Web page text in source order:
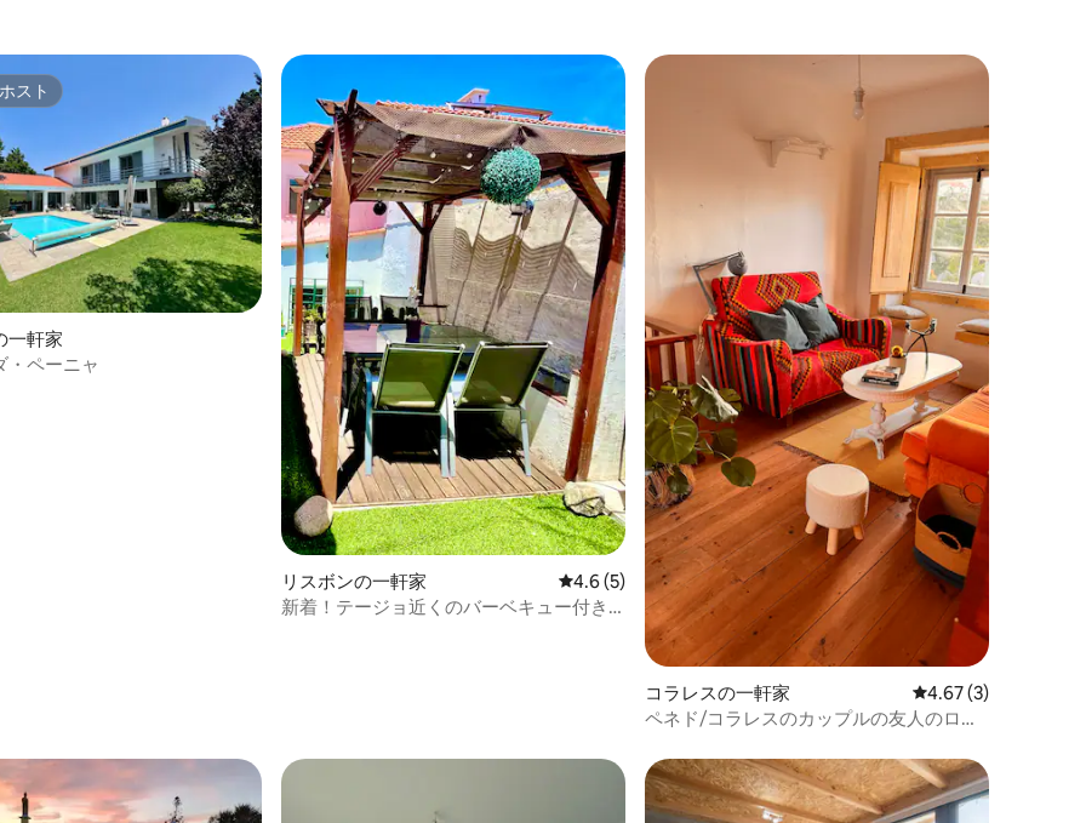
4.8つ星の平均評価
スト
スト
一軒家
・ペーニャ
リスボンの一軒家 レビュー5件、5つ星中4.6つ星の平均評価
4.6 (5)
新着！テージョ近くのバーベキュー付き
コラレスの一軒家 レビュー3件、5つ星
4.67 (3)
ペネド/コラレスのカップルの友人のロマ